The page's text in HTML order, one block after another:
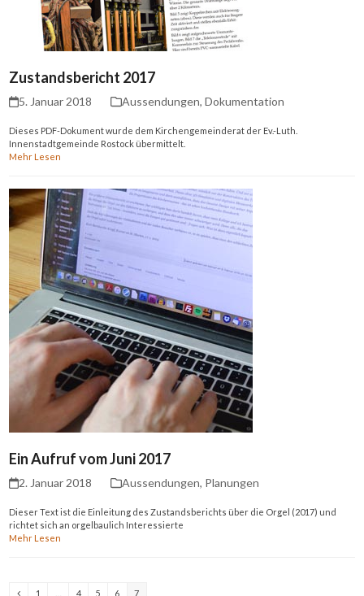
Zustandsbericht 2017
5. Januar 2018 Aussendungen,Dokumentation
Dieses PDF-Dokument wurde dem Kirchengemeinderat der Ev.-Luth.
Innenstadtgemeinde Rostock übermittelt.
Mehr Lesen
Ein Aufruf vom Juni 2017
2. Januar 2018 Aussendungen, Planungen
Dieser Text ist die Einleitung des Zustandsberichts über die Orgel (2017) und
richtet sich an orgelbaulich Interessierte
Mehr Lesen
Vorheriger
Seite
1 Seite
4 Seite
5 Seite
6 Seite
7